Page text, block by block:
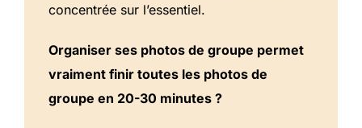
concentrée sur l’essentiel.
Organiser ses photos de groupe permet
vraiment finir toutes les photos de
groupe en 20-30 minutes ?